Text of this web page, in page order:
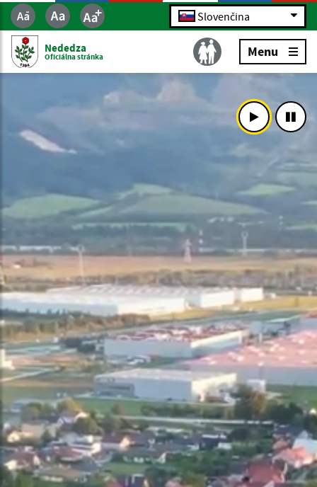
Slovenčina
Nededza
Oficiálna stránka Menu